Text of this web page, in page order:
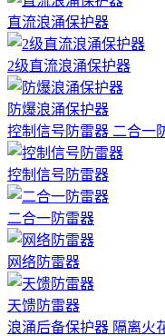
直流浪涌保护器
2级直流浪涌保护器
防爆浪涌保护器
控制信号防雷器 二合一
控制信号防雷器
二合一防雷器
网络防雷器
天馈防雷器
浪涌后备保护器 隔离火